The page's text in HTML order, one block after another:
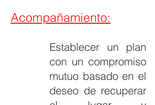
Acompañamiento:
Establecer un plan
con un compromiso
mutuo basado en el
deseo de recuperar